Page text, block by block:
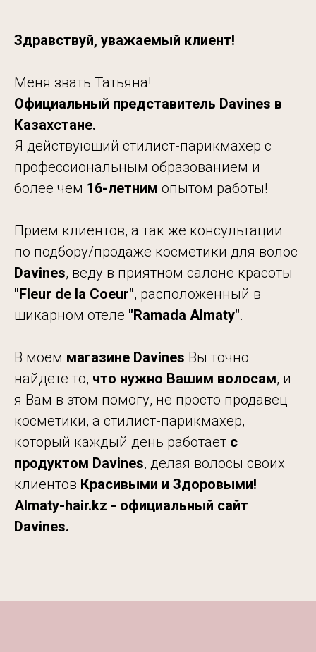
Здравствуй, уважаемый клиент!
Меня звать Татьяна!
Официальный представитель Davines в
Казахстане.
Я действующий стилист-парикмахер с
профессиональным образованием и
более чем 16-летним опытом работы!
Прием клиентов, а так же консультации
по подбору/продаже косметики для волос
Davines, веду в приятном салоне красоты
"Fleur de la Coeur", расположенный в
шикарном отеле "Ramada Almaty".
В моём магазине Davines Вы точно
найдете то, что нужно Вашим волосам, и
я Вам в этом помогу, не просто продавец
косметики, а стилист-парикмахер,
который каждый день работает с
продуктом Davines, делая волосы своих
клиентов Красивыми и Здоровыми!
Almaty-hair.kz - официальный сайт
Davines.